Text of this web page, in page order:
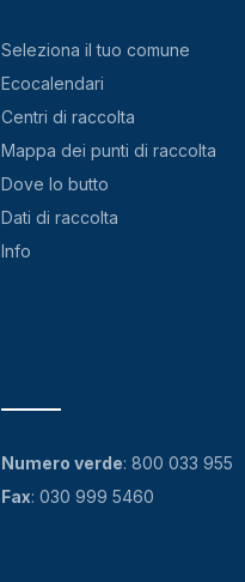
Seleziona il tuo comune
Ecocalendari
Centri di raccolta
Mappa dei punti di raccolta
Dove lo butto
Dati di raccolta
Info
Numero verde:800 033 955
Fax: 030 999 5460